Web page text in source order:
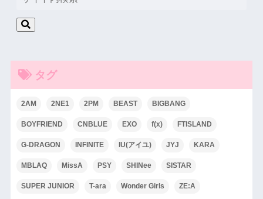
タグ
2AM 2NE1 2PM BEAST BIGBANG
BOYFRIEND CNBLUE EXO f(x) FTISLAND
G-DRAGON INFINITE IU(アイユ) JYJ KARA
MBLAQ MissA PSY SHINee SISTAR
SUPER JUNIOR T-ara Wonder Girls ZE:A